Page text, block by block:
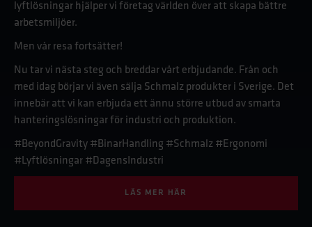
lyftlösningar hjälper vi företag världen över att skapa bättre
arbetsmiljöer.
Men vår resa fortsätter!
Nu tar vi nästa steg och breddar vårt erbjudande. Från och
med idag börjar vi även sälja Schmalz produkter i Sverige. Det
innebär att vi kan erbjuda ett ännu större utbud av smarta
hanteringslösningar för industri och produktion.
#BeyondGravity #BinarHandling #Schmalz #Ergonomi
#Lyftlösningar #DagensIndustri
LÄS MER HÄR